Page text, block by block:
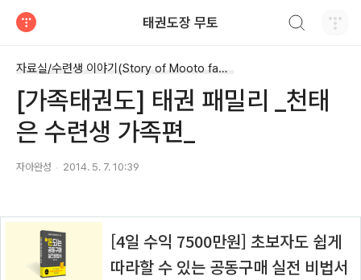
태권도장 무토
자료실/수련생 이야기(Story of Mooto family)
[가족태권도] 태권 패밀리 _천태
은 수련생 가족편_
자아완성 2014. 5. 7. 10:39